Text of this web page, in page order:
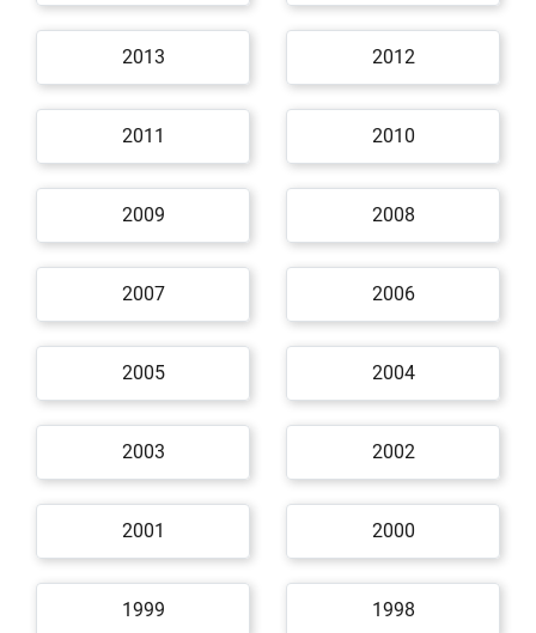
2013 2012
2011 2010
2009 2008
2007 2006
2005 2004
2003 2002
2001 2000
1999 1998